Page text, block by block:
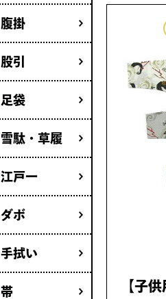
腹掛
股引
足袋
雪駄・草履
江戸一
ダボ
手拭い
帯 【子